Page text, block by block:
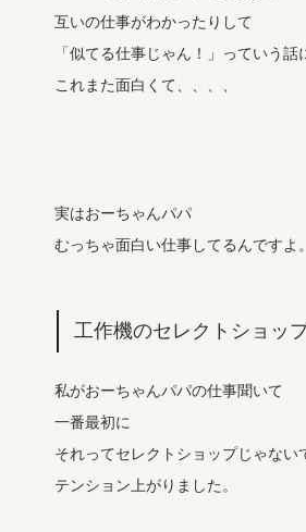
互いの仕事がわかったりして
「似てる仕事じゃん！」っていう話
これまた面白くて、、、、
実はおーちゃんパパ
むっちゃ面白い仕事してるんですよ。
工作機のセレクトショッ
私がおーちゃんパパの仕事聞いて
一番最初に
それってセレクトショップじゃない
テンション上がりました。